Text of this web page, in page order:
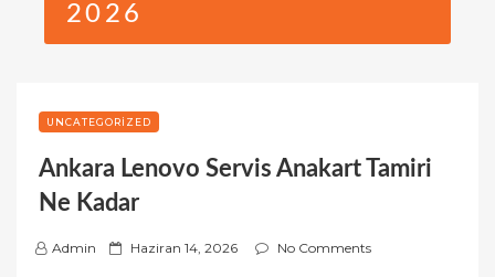
2026
UNCATEGORIZED
Ankara Lenovo Servis Anakart Tamiri
Ne Kadar
Admin
P Haziran 14, 2026 No Comments